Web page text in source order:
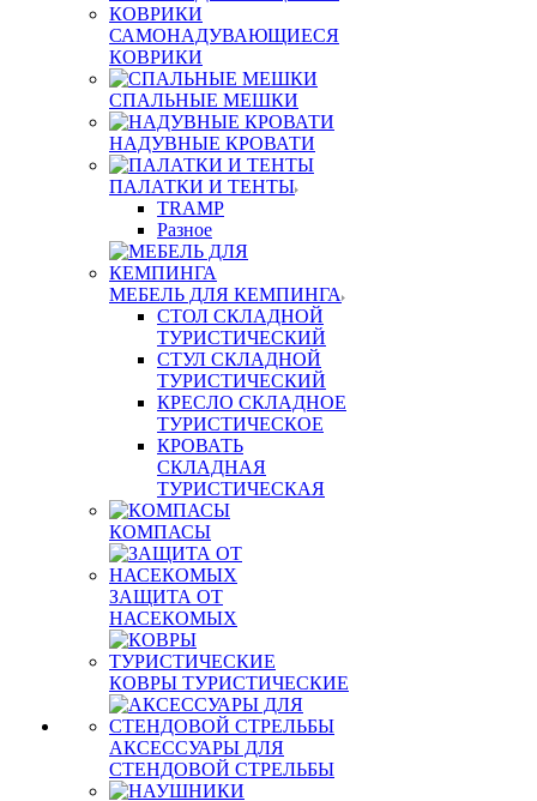
САМОНАДУВАЮЩИЕСЯ
КОВРИКИ
СПАЛЬНЫЕ МЕШКИ
НАДУВНЫЕ КРОВАТИ
ПАЛАТКИ И ТЕНТЫ
TRAMP
Разное
МЕБЕЛЬ ДЛЯ КЕМПИНГА
СТОЛ СКЛАДНОЙ
ТУРИСТИЧЕСКИЙ
СТУЛ СКЛАДНОЙ
ТУРИСТИЧЕСКИЙ
КРЕСЛО СКЛАДНОЕ
ТУРИСТИЧЕСКОЕ
КРОВАТЬ
СКЛАДНАЯ
ТУРИСТИЧЕСКАЯ
КОМПАСЫ
ЗАЩИТА ОТ
НАСЕКОМЫХ
КОВРЫ ТУРИСТИЧЕСКИЕ
АКСЕССУАРЫ ДЛЯ
СТЕНДОВОЙ СТРЕЛЬБЫ